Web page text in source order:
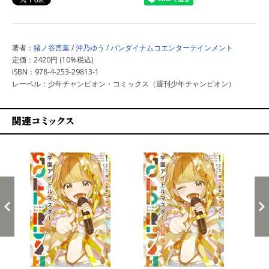
著者： 猪ノ谷言葉/沖乃ゆう /バンダイナムコエンターテインメント
定価：2420円 (10%税込)
ISBN：978-4-253-29813-1
レーベル：少年チャンピオン・コミックス（週刊少年チャンピオン）